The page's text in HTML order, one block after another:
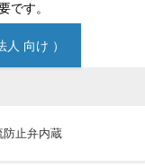
です。
向け ）
防止弁内蔵